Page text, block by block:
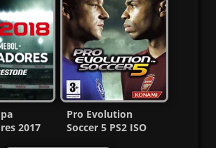
2017
Pro Evolution
Soccer 5 PS2 ISO